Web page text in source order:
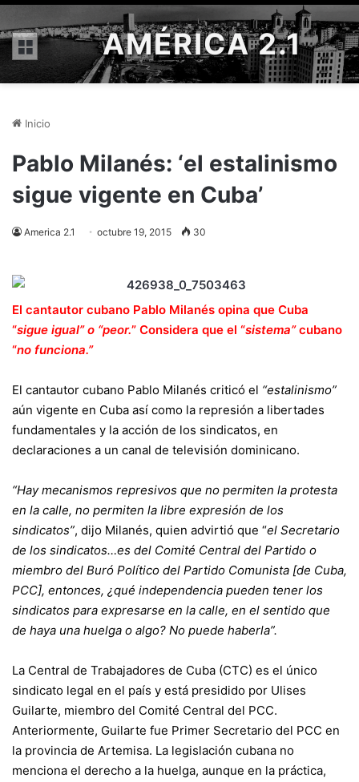
Menú AMÉRICA 2.1
Inicio
Pablo Milanés: ‘el estalinismo
sigue vigente en Cuba’
America 2.1 octubre 19, 2015 30
El cantautor cubano Pablo Milanés opina que Cuba
“sigue igual” o “peor.” Considera que el “sistema”cubano
“no funciona.”
El cantautor cubano Pablo Milanés criticó el “estalinismo”
aún vigente en Cuba así como la represión a libertades
fundamentales y la acción de los sindicatos, en
declaraciones a un canal de televisión dominicano.
“Hay mecanismos represivos que no permiten la protesta
en la calle, no permiten la libre expresión de los
sindicatos”, dijo Milanés, quien advirtió que “el Secretario
de los sindicatos…es del Comité Central del Partido o
miembro del Buró Político del Partido Comunista [de Cuba,
PCC], entonces, ¿qué independencia pueden tener los
sindicatos para expresarse en la calle, en el sentido que
de haya una huelga o algo? No puede haberla”.
La Central de Trabajadores de Cuba (CTC) es el único
sindicato legal en el país y está presidido por Ulises
Guilarte, miembro del Comité Central del PCC.
Anteriormente, Guilarte fue Primer Secretario del PCC en
la provincia de Artemisa. La legislación cubana no
menciona el derecho a la huelga, aunque en la práctica,